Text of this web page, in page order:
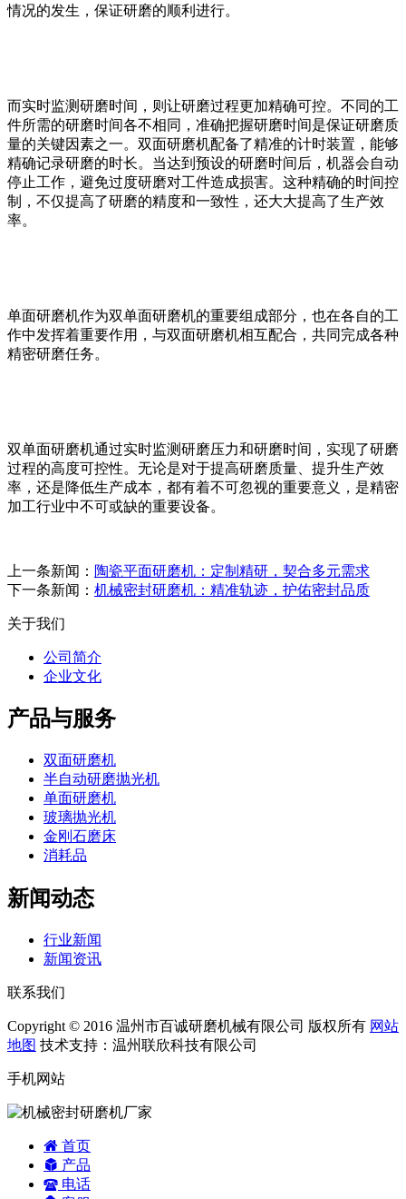
情况的发生，保证研磨的顺利进行。
而实时监测研磨时间，则让研磨过程更加精确可控。不同的工
件所需的研磨时间各不相同，准确把握研磨时间是保证研磨质
量的关键因素之一。双面研磨机配备了精准的计时装置，能够
精确记录研磨的时长。当达到预设的研磨时间后，机器会自动
停止工作，避免过度研磨对工件造成损害。这种精确的时间控
制，不仅提高了研磨的精度和一致性，还大大提高了生产效
率。
单面研磨机作为双单面研磨机的重要组成部分，也在各自的工
作中发挥着重要作用，与双面研磨机相互配合，共同完成各种
精密研磨任务。
双单面研磨机通过实时监测研磨压力和研磨时间，实现了研磨
过程的高度可控性。无论是对于提高研磨质量、提升生产效
率，还是降低生产成本，都有着不可忽视的重要意义，是精密
加工行业中不可或缺的重要设备。
上一条新闻： 陶瓷平面研磨机：定制精研，契合多元需求
下一条新闻： 机械密封研磨机：精准轨迹，护佑密封品质
关于我们
公司简介
企业文化
产品与服务
双面研磨机
半自动研磨抛光机
单面研磨机
玻璃抛光机
金刚石磨床
消耗品
新闻动态
行业新闻
新闻资讯
联系我们
Copyright © 2016 温州市百诚研磨机械有限公司 版权所有 网站
地图 技术支持：温州联欣科技有限公司
手机网站
首页
产品
电话